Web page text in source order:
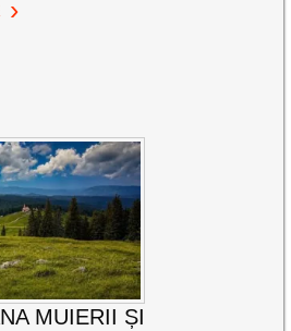
MUIERII ȘI